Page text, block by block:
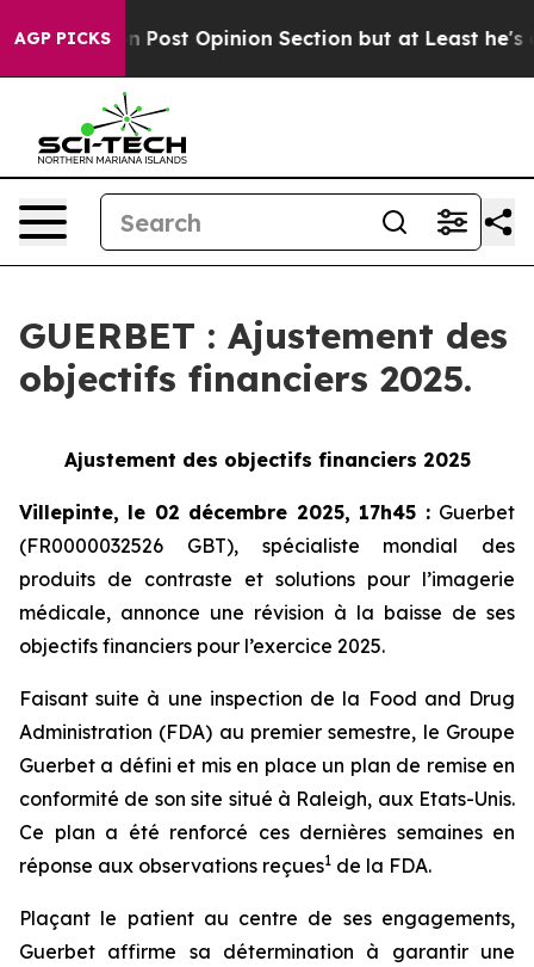
AGP PICKSPost Opinion Section but at Least he's out...
GUERBET : Ajustement des
objectifs financiers 2025.
Ajustement des objectifs financiers 2025
Villepinte, le 02 décembre 2025, 17h45 : Guerbet
(FR0000032526 GBT), spécialiste mondial des
produits de contraste et solutions pour l’imagerie
médicale, annonce une révision à la baisse de ses
objectifs financiers pour l’exercice 2025.
Faisant suite à une inspection de la Food and Drug
Administration (FDA) au premier semestre, le Groupe
Guerbet a défini et mis en place un plan de remise en
conformité de son site situé à Raleigh, aux Etats-Unis.
Ce plan a été renforcé ces dernières semaines en
réponse aux observations reçues1 de la FDA.
Plaçant le patient au centre de ses engagements,
Guerbet affirme sa détermination à garantir une